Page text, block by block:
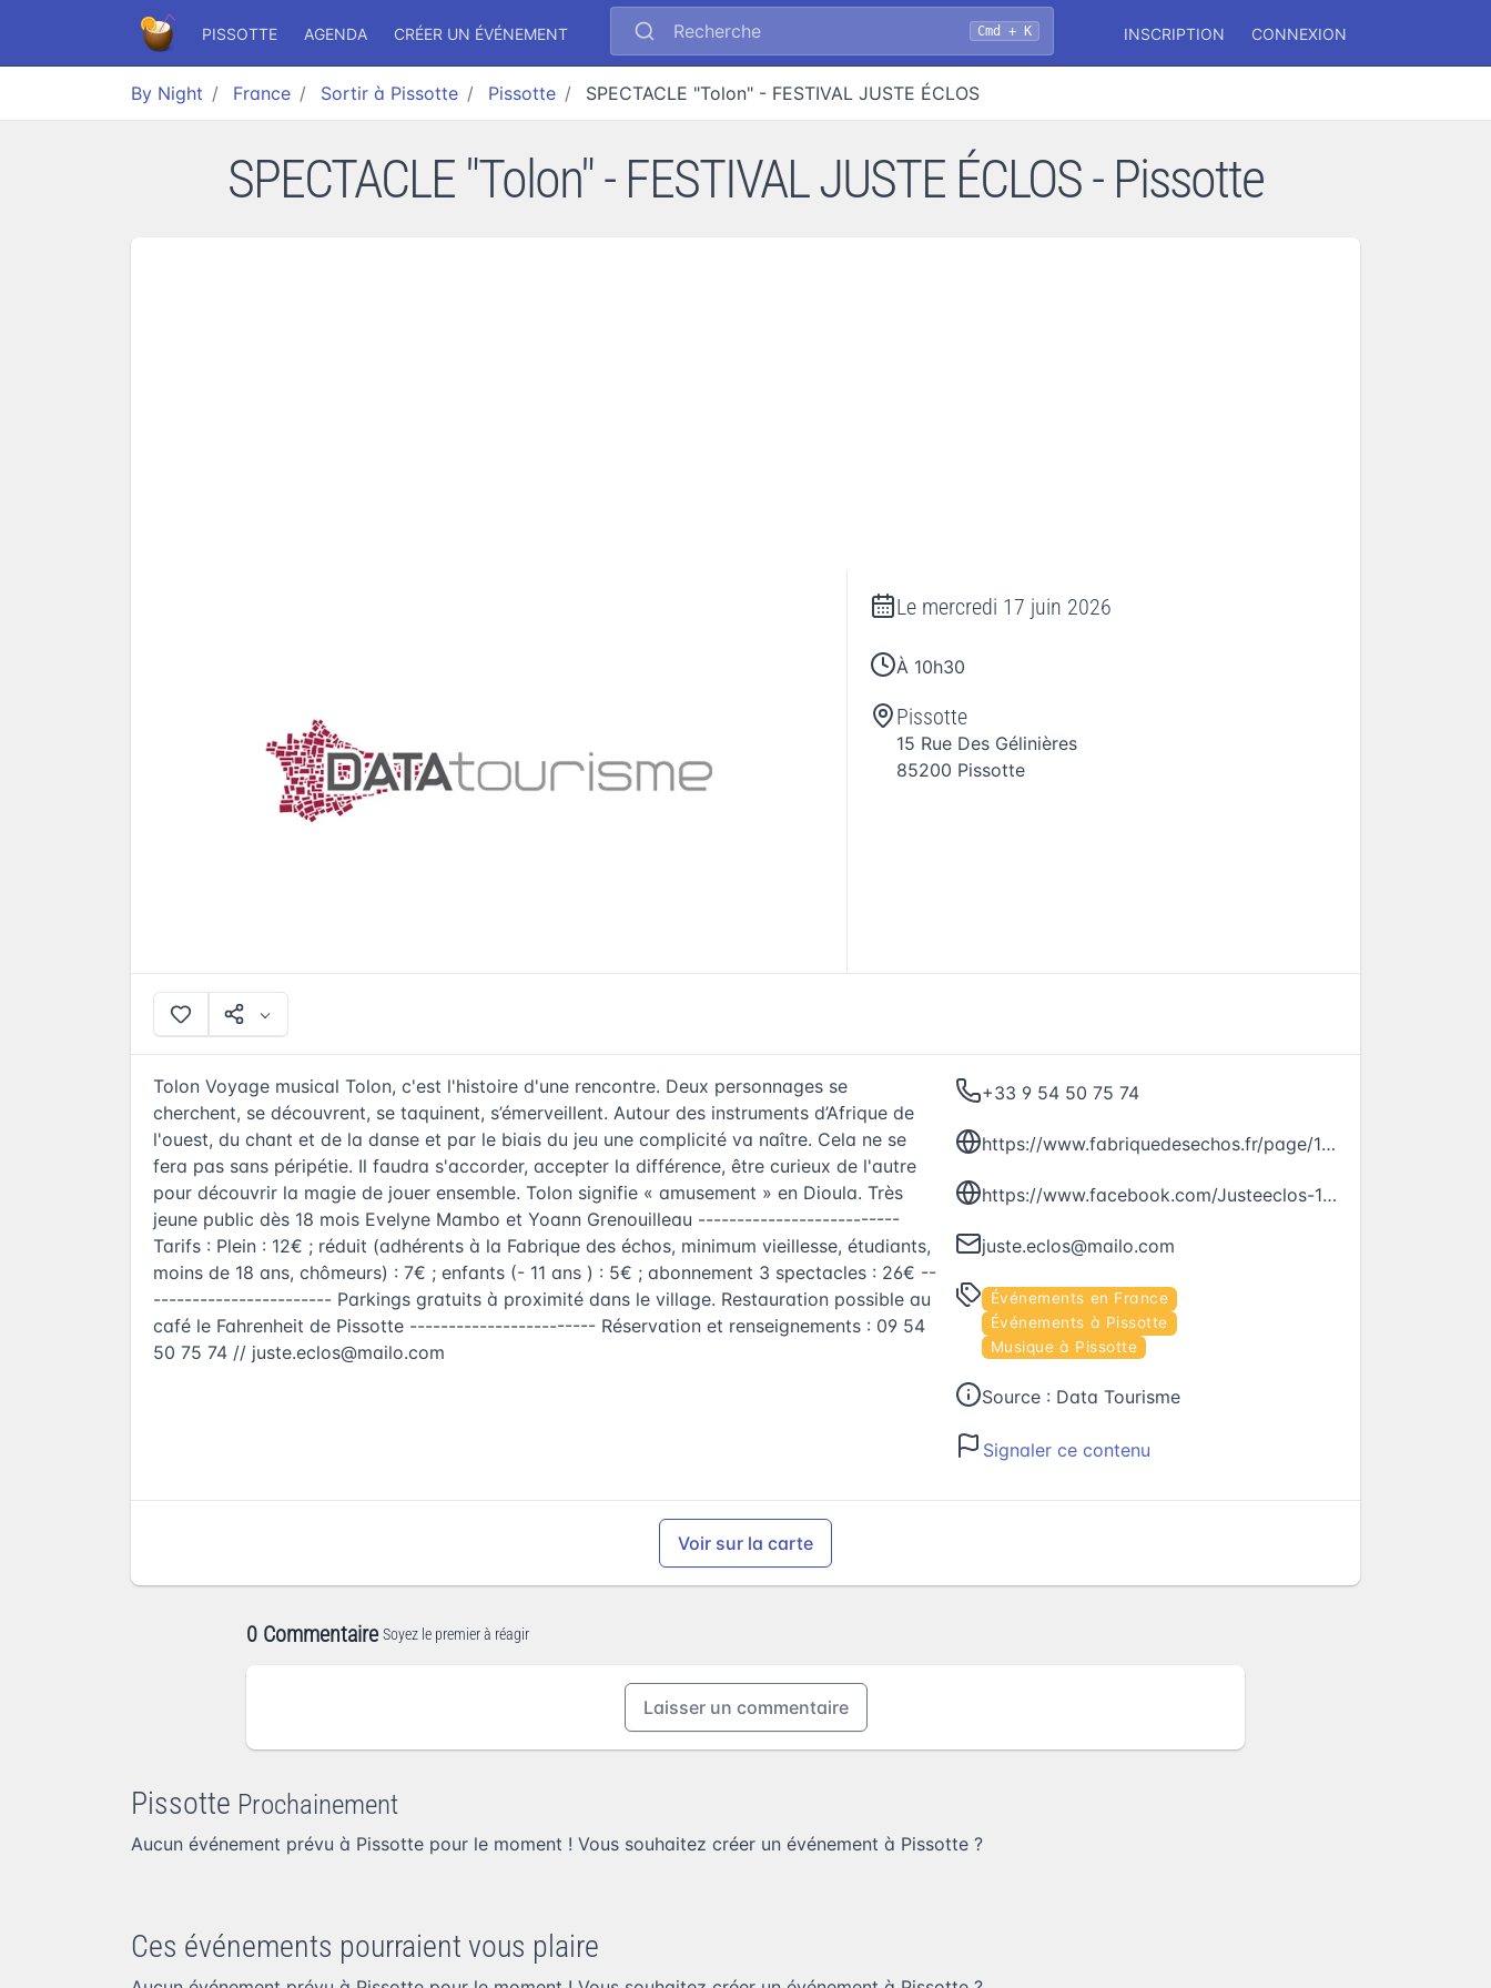
PISSOTTE AGENDA CRÉER UN ÉVÉNEMENT Recherche Cmd + K INSCRIPTION CONNEXION
By Night France Sortir à Pissotte Pissotte SPECTACLE "Tolon" - FESTIVAL JUSTE ÉCLOS
SPECTACLE "Tolon" - FESTIVAL JUSTE ÉCLOS - Pissotte
Le mercredi 17 juin 2026
À 10h30
Pissotte
15 Rue Des Gélinières
85200 Pissotte
Tolon Voyage musical Tolon, c'est l'histoire d'une rencontre. Deux personnages se
cherchent, se découvrent, se taquinent, s’émerveillent. Autour des instruments d’Afrique de
l'ouest, du chant et de la danse et par le biais du jeu une complicité va naître. Cela ne se
fera pas sans péripétie. Il faudra s'accorder, accepter la différence, être curieux de l'autre
pour découvrir la magie de jouer ensemble. Tolon signifie « amusement » en Dioula. Très
jeune public dès 18 mois Evelyne Mambo et Yoann Grenouilleau --------------------------
Tarifs : Plein : 12€ ; réduit (adhérents à la Fabrique des échos, minimum vieillesse, étudiants,
moins de 18 ans, chômeurs) : 7€ ; enfants (- 11 ans ) : 5€ ; abonnement 3 spectacles : 26€ --
----------------------- Parkings gratuits à proximité dans le village. Restauration possible au
café le Fahrenheit de Pissotte ------------------------ Réservation et renseignements : 09 54
50 75 74 // juste.eclos@mailo.com
+33 9 54 50 75 74
https://www.fabriquedesechos.fr/page/1927692-les-spectacles
https://www.facebook.com/Justeeclos-101107455799654
juste.eclos@mailo.com
Événements en France
Événements à Pissotte
Musique à Pissotte
Source : Data Tourisme
Signaler ce contenu
Voir sur la carte
0 Commentaire Soyez le premier à réagir
Laisser un commentaire
Pissotte Prochainement
Aucun événement prévu à Pissotte pour le moment ! Vous souhaitez créer un événement à Pissotte ?
Ces événements pourraient vous plaire